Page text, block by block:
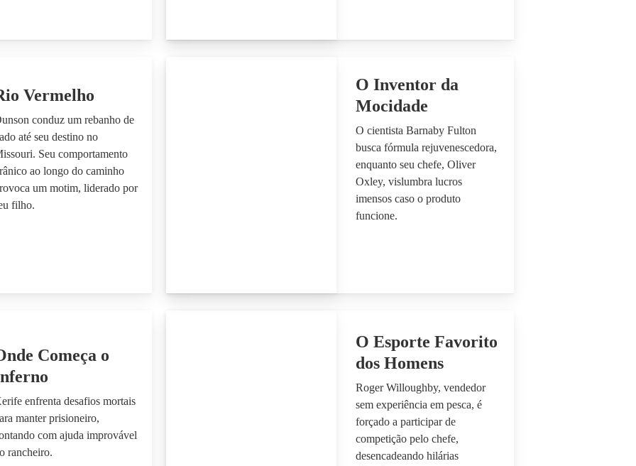
Vermelho
conduz um rebanho de
até seu destino no
Seu comportamento
ao longo do caminho
um motim, liderado por
filho.
O Inventor da
Mocidade
O cientista Barnaby Fulton
busca fórmula rejuvenescedora,
enquanto seu chefe, Oliver
Oxley, vislumbra lucros
imensos caso o produto
funcione.
Começa o
enfrenta desafios mortais
manter prisioneiro,
com ajuda improvável
rancheiro.
O Esporte Favorito
dos Homens
Roger Willoughby, vendedor
sem experiência em pesca, é
forçado a participar de
competição pelo chefe,
desencadeando hilárias